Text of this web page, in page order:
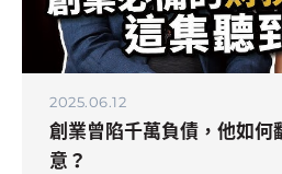
2025.06.12
創業曾陷千萬負債，他如何
意？